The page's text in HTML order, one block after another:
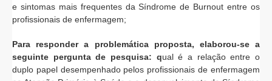
e sintomas mais frequentes da Síndrome de Burnout entre os
profissionais de enfermagem;
Para responder a problemática proposta, elaborou-se a
seguinte pergunta de pesquisa: qual é a relação entre o
duplo papel desempenhado pelos profissionais de enfermagem